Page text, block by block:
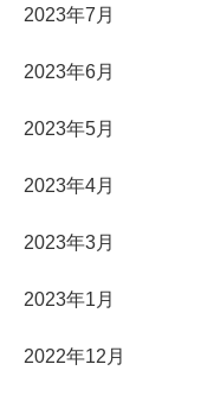
2023年7月
2023年6月
2023年5月
2023年4月
2023年3月
2023年1月
2022年12月